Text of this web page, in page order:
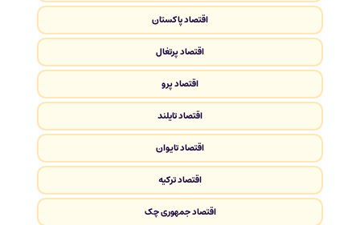
اقتصاد پاکستان
اقتصاد پرتغال
اقتصاد پرو
اقتصاد تایلند
اقتصاد تایوان
اقتصاد ترکیه
اقتصاد جمهوری چک